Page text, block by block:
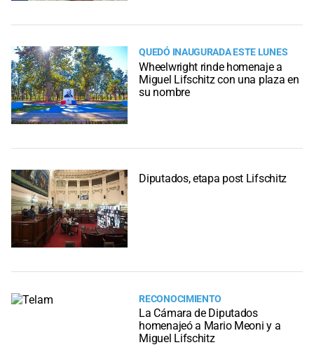
QUEDÓ INAUGURADA ESTE LUNES
Wheelwright rinde homenaje a
Miguel Lifschitz con una plaza en
su nombre
Diputados, etapa post Lifschitz
RECONOCIMIENTO
La Cámara de Diputados
homenajeó a Mario Meoni y a
Miguel Lifschitz